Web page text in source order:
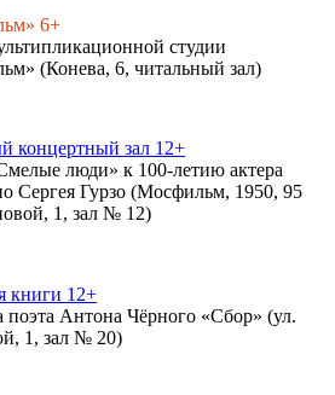
6+
студии
(Конева, 6, читальный зал)
концертный зал 12+
люди» к 100-летию актера
Сергея Гурзо (Мосфильм, 1950, 95
1, зал № 12)
книги 12+
поэта Антона Чёрного «Сбор» (ул.
1, зал № 20)